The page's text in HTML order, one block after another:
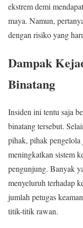
ekstrem demi
maya. Namun,
dengan risiko yang
Dampak
Binatang
Insiden ini tentu saja
binatang tersebut.
pihak, pihak pengelola
meningkatkan sistem
pengunjung. Banyak
menyeluruh terhadap
jumlah petugas
titik-titik rawan.